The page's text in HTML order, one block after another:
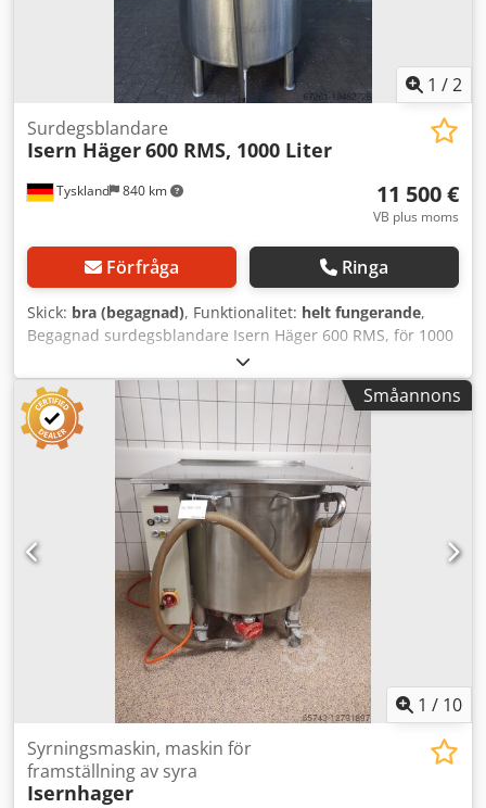
Servicepaket Instruktion & driftsättning Besök vår stora
park med bagerimaskiner!
1 /2
Tyskland 840 km
Surdegsblandare
Isern Häger600 RMS, 1000 Liter
11 500 €
VB plus moms
Förfråga Ringa
Skick: bra (begagnad), Funktionalitet: helt fungerande,
Begagnad surdegsblandare Isern Häger 600 RMS, för 1000
liter, i bageriskick (gott skick), maskinnr. 06910004, 2,3 kW,
400 V, 50 Hz, vikt 420 kg Dkjdpfxewwwdhj Aczer
Småannons
1 / 10
Syrningsmaskin, maskin för
framställning av syra
Isernhager